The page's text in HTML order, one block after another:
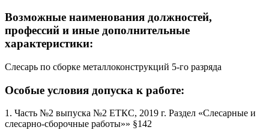
Возможные наименования должностей,
профессий и иные дополнительные
характеристики:
Слесарь по сборке металлоконструкций 5-го разряда
Особые условия допуска к работе:
1. Часть №2 выпуска №2 ЕТКС, 2019 г. Раздел «Слесарные и
слесарно-сборочные работы»» §142